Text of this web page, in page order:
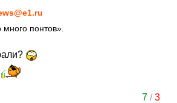
понтов».
7/3